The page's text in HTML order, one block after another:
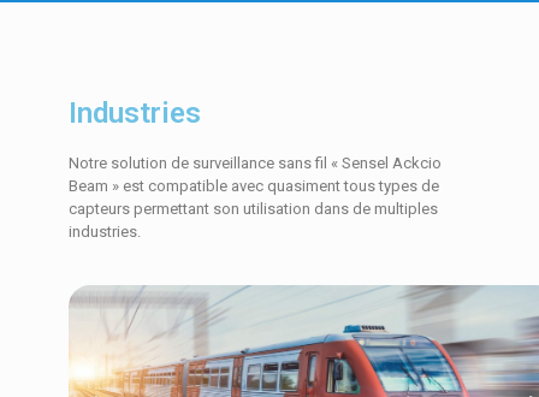
Industries
Notre solution de surveillance sans fil « Sensel Ackcio
Beam » est compatible avec quasiment tous types de
capteurs permettant son utilisation dans de multiples
industries.